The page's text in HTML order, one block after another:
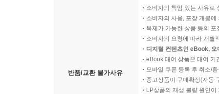
반품/교환 불가사유
소비자의 책임 있는 사유로
소비자의 사용, 포장 개봉
복제가 가능한 상품 등의
소비자의 요청에 따라 개별
디지털 컨텐츠인 eBook,
eBook 대여 상품은 대여 기
모바일 쿠폰 등록 후 취소/
중고상품이 구매확정(자동
LP상품의 재생 불량 원인